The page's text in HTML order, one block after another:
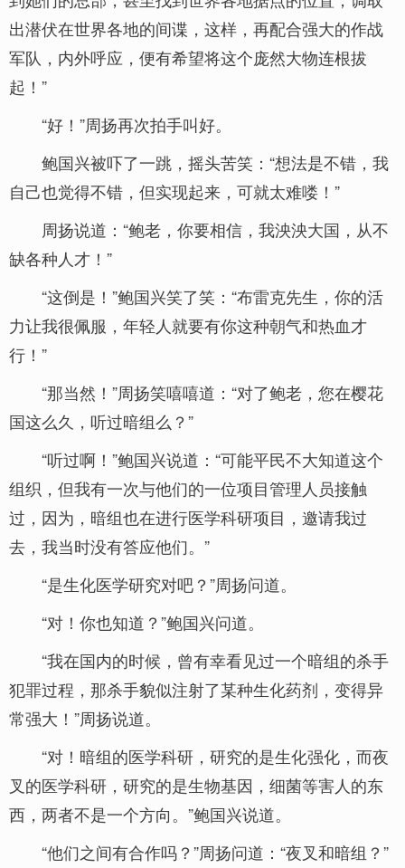
出潜伏在世界各地的间谍，这样，再配合强大的作战
军队，内外呼应，便有希望将这个庞然大物连根拔
起！”
“好！”周扬再次拍手叫好。
鲍国兴被吓了一跳，摇头苦笑：“想法是不错，我
自己也觉得不错，但实现起来，可就太难喽！”
周扬说道：“鲍老，你要相信，我泱泱大国，从不
缺各种人才！”
“这倒是！”鲍国兴笑了笑：“布雷克先生，你的活
力让我很佩服，年轻人就要有你这种朝气和热血才
行！”
“那当然！”周扬笑嘻嘻道：“对了鲍老，您在樱花
国这么久，听过暗组么？”
“听过啊！”鲍国兴说道：“可能平民不大知道这个
组织，但我有一次与他们的一位项目管理人员接触
过，因为，暗组也在进行医学科研项目，邀请我过
去，我当时没有答应他们。”
“是生化医学研究对吧？”周扬问道。
“对！你也知道？”鲍国兴问道。
“我在国内的时候，曾有幸看见过一个暗组的杀手
犯罪过程，那杀手貌似注射了某种生化药剂，变得异
常强大！”周扬说道。
“对！暗组的医学科研，研究的是生化强化，而夜
叉的医学科研，研究的是生物基因，细菌等害人的东
西，两者不是一个方向。”鲍国兴说道。
“他们之间有合作吗？”周扬问道：“夜叉和暗组？”